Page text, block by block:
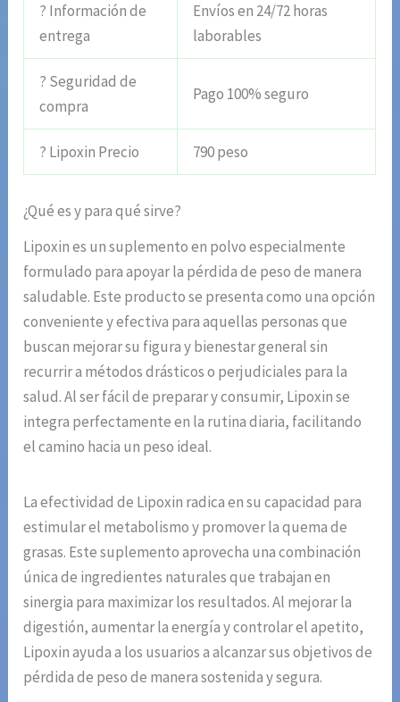
? Información de
entrega
Envíos en 24/72 horas
laborables
? Seguridad de
compra
Pago 100% seguro
? Lipoxin Precio 790 peso
¿Qué es y para qué sirve?
Lipoxin es un suplemento en polvo especialmente
formulado para apoyar la pérdida de peso de manera
saludable. Este producto se presenta como una opción
conveniente y efectiva para aquellas personas que
buscan mejorar su figura y bienestar general sin
recurrir a métodos drásticos o perjudiciales para la
salud. Al ser fácil de preparar y consumir, Lipoxin se
integra perfectamente en la rutina diaria, facilitando
el camino hacia un peso ideal.
La efectividad de Lipoxin radica en su capacidad para
estimular el metabolismo y promover la quema de
grasas. Este suplemento aprovecha una combinación
única de ingredientes naturales que trabajan en
sinergia para maximizar los resultados. Al mejorar la
digestión, aumentar la energía y controlar el apetito,
Lipoxin ayuda a los usuarios a alcanzar sus objetivos de
pérdida de peso de manera sostenida y segura.